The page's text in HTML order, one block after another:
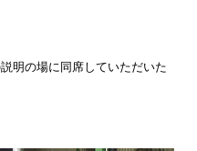
明の場に同席していただいた